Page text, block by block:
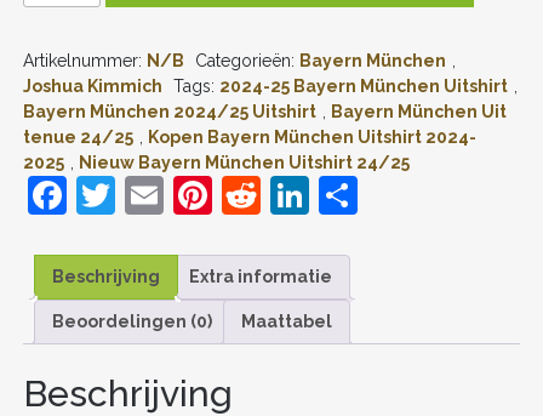
JOSHUA
KIMMICH
#6
UITSHIRT
2024-
2025
KORTE
MOUW
AANTAL
Artikelnummer: N/B Categorieën: Bayern München
Joshua Kimmich
Tags: 2024-25 Bayern München Uitshirt
Bayern München 2024/25 Uitshirt
Bayern München Uit
tenue 24/25
Kopen Bayern München Uitshirt 2024-
2025
Nieuw Bayern München Uitshirt 24/25
F
c
e
b
o
T
itt
er
E
ai
l
Pi
er
e
st
R
d
di
t
Li
k
e
dI
D
Beschrijving Extra informatie
Beoordelingen (0) Maattabel
Beschrijving